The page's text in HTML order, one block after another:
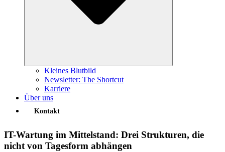
Kleines Blutbild
Newsletter: The Shortcut
Karriere
Über uns
Kontakt
IT-Wartung im Mittelstand: Drei Strukturen, die
nicht von Tagesform abhängen